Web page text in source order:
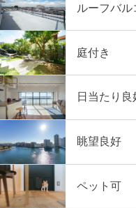
ルーフバル
庭付き
日当たり良
眺望良好
ペット可